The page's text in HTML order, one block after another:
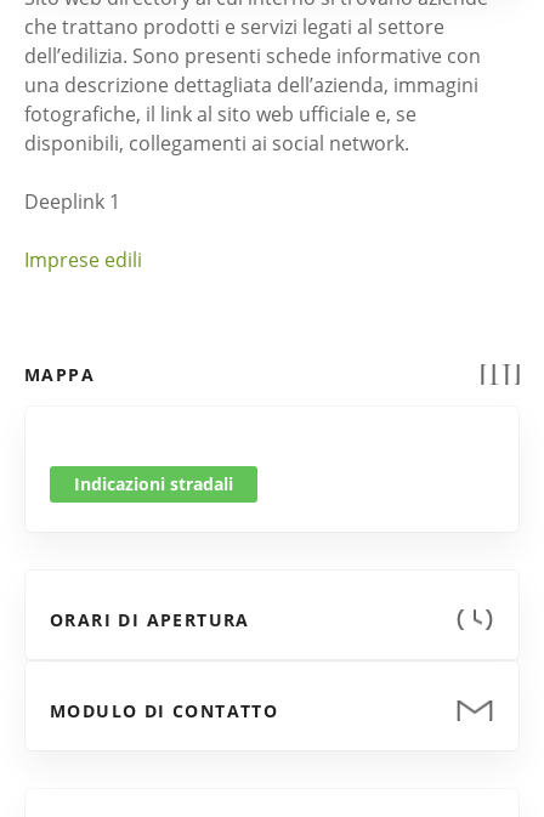
che trattano prodotti e servizi legati al settore
dell’edilizia. Sono presenti schede informative con
una descrizione dettagliata dell’azienda, immagini
fotografiche, il link al sito web ufficiale e, se
disponibili, collegamenti ai social network.
Deeplink 1
Imprese edili
MAPPA
Indicazioni stradali
ORARI DI APERTURA
MODULO DI CONTATTO